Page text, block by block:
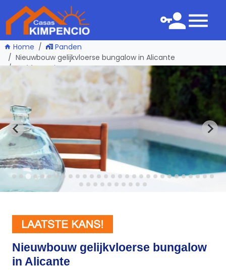
Home
Panden
Nieuwbouw gelijkvloerse bungalow in Alicante
één pagina terug
Nieuwbouw gelijkvloerse bungalow
in Alicante